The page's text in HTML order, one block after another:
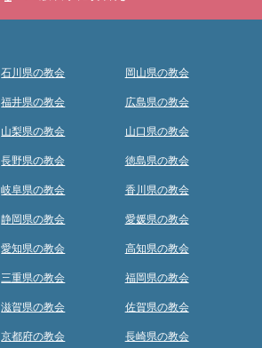
石川県の教会
福井県の教会
山梨県の教会
長野県の教会
岐阜県の教会
静岡県の教会
愛知県の教会
三重県の教会
滋賀県の教会
京都府の教会
岡山県の教会
広島県の教会
山口県の教会
徳島県の教会
香川県の教会
愛媛県の教会
高知県の教会
福岡県の教会
佐賀県の教会
長崎県の教会